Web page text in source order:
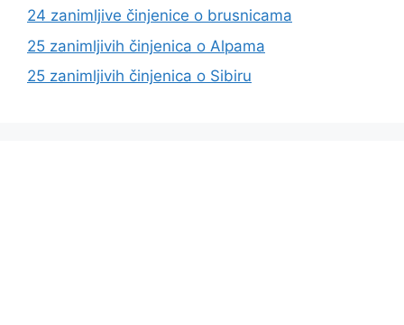
24 zanimljive činjenice o brusnicama
25 zanimljivih činjenica o Alpama
25 zanimljivih činjenica o Sibiru